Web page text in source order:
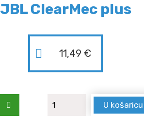
JBL ClearMec plus
11,49 €
JBL ClearMec plus količina
U košaricu